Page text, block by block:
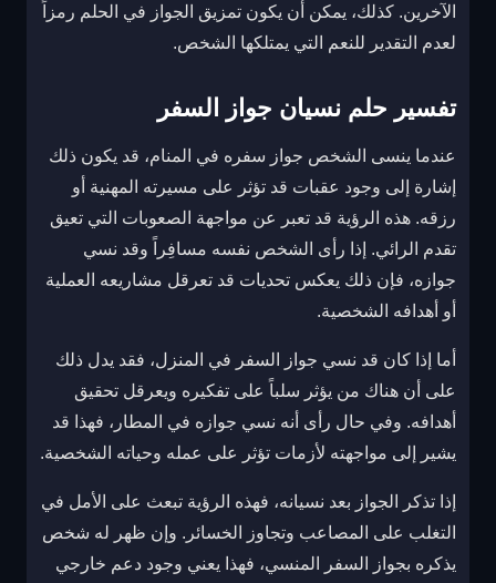
الآخرين. كذلك، يمكن أن يكون تمزيق الجواز في الحلم رمزاً
لعدم التقدير للنعم التي يمتلكها الشخص.
تفسير حلم نسيان جواز السفر
عندما ينسى الشخص جواز سفره في المنام، قد يكون ذلك
إشارة إلى وجود عقبات قد تؤثر على مسيرته المهنية أو
رزقه. هذه الرؤية قد تعبر عن مواجهة الصعوبات التي تعيق
تقدم الرائي. إذا رأى الشخص نفسه مسافِراً وقد نسي
جوازه، فإن ذلك يعكس تحديات قد تعرقل مشاريعه العملية
أو أهدافه الشخصية.
أما إذا كان قد نسي جواز السفر في المنزل، فقد يدل ذلك
على أن هناك من يؤثر سلباً على تفكيره ويعرقل تحقيق
أهدافه. وفي حال رأى أنه نسي جوازه في المطار، فهذا قد
يشير إلى مواجهته لأزمات تؤثر على عمله وحياته الشخصية.
إذا تذكر الجواز بعد نسيانه، فهذه الرؤية تبعث على الأمل في
التغلب على المصاعب وتجاوز الخسائر. وإن ظهر له شخص
يذكره بجواز السفر المنسي، فهذا يعني وجود دعم خارجي